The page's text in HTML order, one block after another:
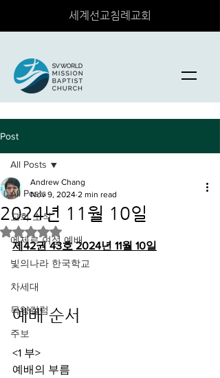
세계선교침례교회
Post
All Posts
교회 소식
에제르 여성 예배
빛의나라 한국학교
차세대
목양컬럼
주보
All Posts
2024년 11월 10일
Andrew Chang
Nov 9, 2024 2 min read
Rated NaN out of 5 stars.
제42권 43호 2024년 11월 10일
예배 순서
<1 부>
예배의 부름